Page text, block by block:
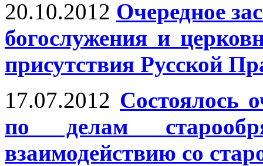
20.10.2012 Очередное
богослужения и
присутствия Русской
17.07.2012 Cостоялось
по делам
взаимодействию со